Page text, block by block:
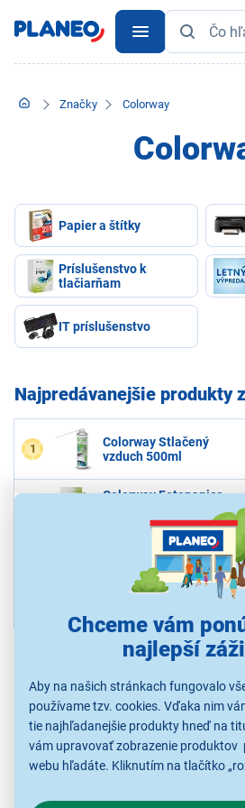
Chceme vám
najlepší
Aby na našich stránkach fungovalo
používame tzv. cookies. Vďaka nim
tie najhľadanejšie produkty hneď na
vám upravovať zobrazenie produktov
webu hľadáte. Kliknutím na tlačítko
o chovaní na webe pre zobrazovaní
Značky Colorway
Papier a štítky
Príslušenstvo k
tlačiarňam
IT príslušenstvo
Najpredávanejšie produkty
1
Colorway Stlačený
vzduch 500ml
Colorway Fotopapier
PrintPro 10x15 100ks
Colorway Fotopapier
High Glossy 10x15
50ks 200g
Zobraziť ďalšie